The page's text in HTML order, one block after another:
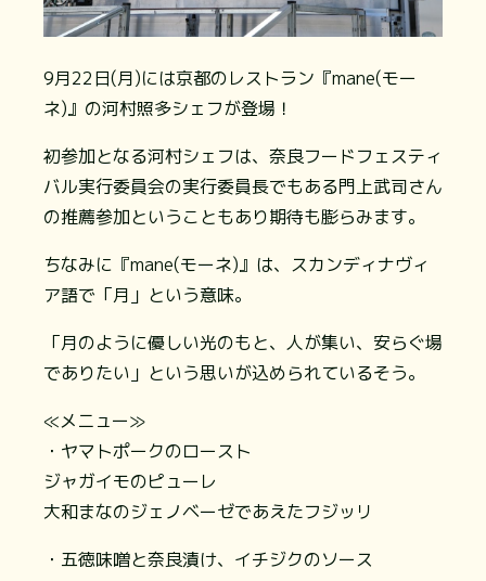
9月22日(月)には京都のレストラン『mane(モー
ネ)』の河村照多シェフが登場！
初参加となる河村シェフは、奈良フードフェスティ
バル実行委員会の実行委員長でもある門上武司さん
の推薦参加ということもあり期待も膨らみます。
ちなみに『mane(モーネ)』は、スカンディナヴィ
ア語で「月」という意味。
「月のように優しい光のもと、人が集い、安らぐ場
でありたい」という思いが込められているそう。
≪メニュー≫
・ヤマトポークのロースト
ジャガイモのピューレ
大和まなのジェノベーゼであえたフジッリ
・五徳味噌と奈良漬け、イチジクのソース